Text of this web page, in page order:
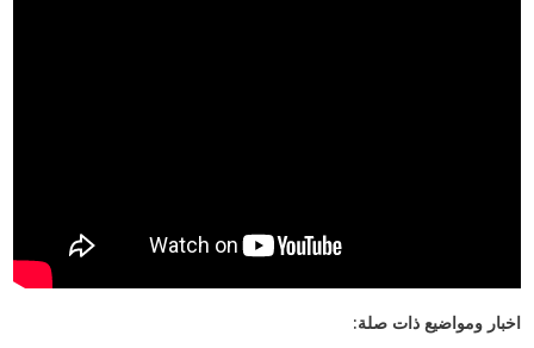
اخبار ومواضيع ذات صلة: